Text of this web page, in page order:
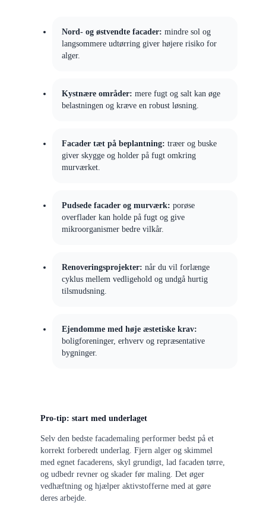
Nord- og østvendte facader: mindre sol og
langsommere udtørring giver højere risiko for
alger.
Kystnære områder: mere fugt og salt kan øge
belastningen og kræve en robust løsning.
Facader tæt på beplantning: træer og buske
giver skygge og holder på fugt omkring
murværket.
Pudsede facader og murværk: porøse
overflader kan holde på fugt og give
mikroorganismer bedre vilkår.
Renoveringsprojekter: når du vil forlænge
cyklus mellem vedligehold og undgå hurtig
tilsmudsning.
Ejendomme med høje æstetiske krav:
boligforeninger, erhverv og repræsentative
bygninger.
Pro-tip: start med underlaget
Selv den bedste facademaling performer bedst på et
korrekt forberedt underlag. Fjern alger og skimmel
med egnet facaderens, skyl grundigt, lad facaden tørre,
og udbedr revner og skader før maling. Det øger
vedhæftning og hjælper aktivstofferne med at gøre
deres arbejde.